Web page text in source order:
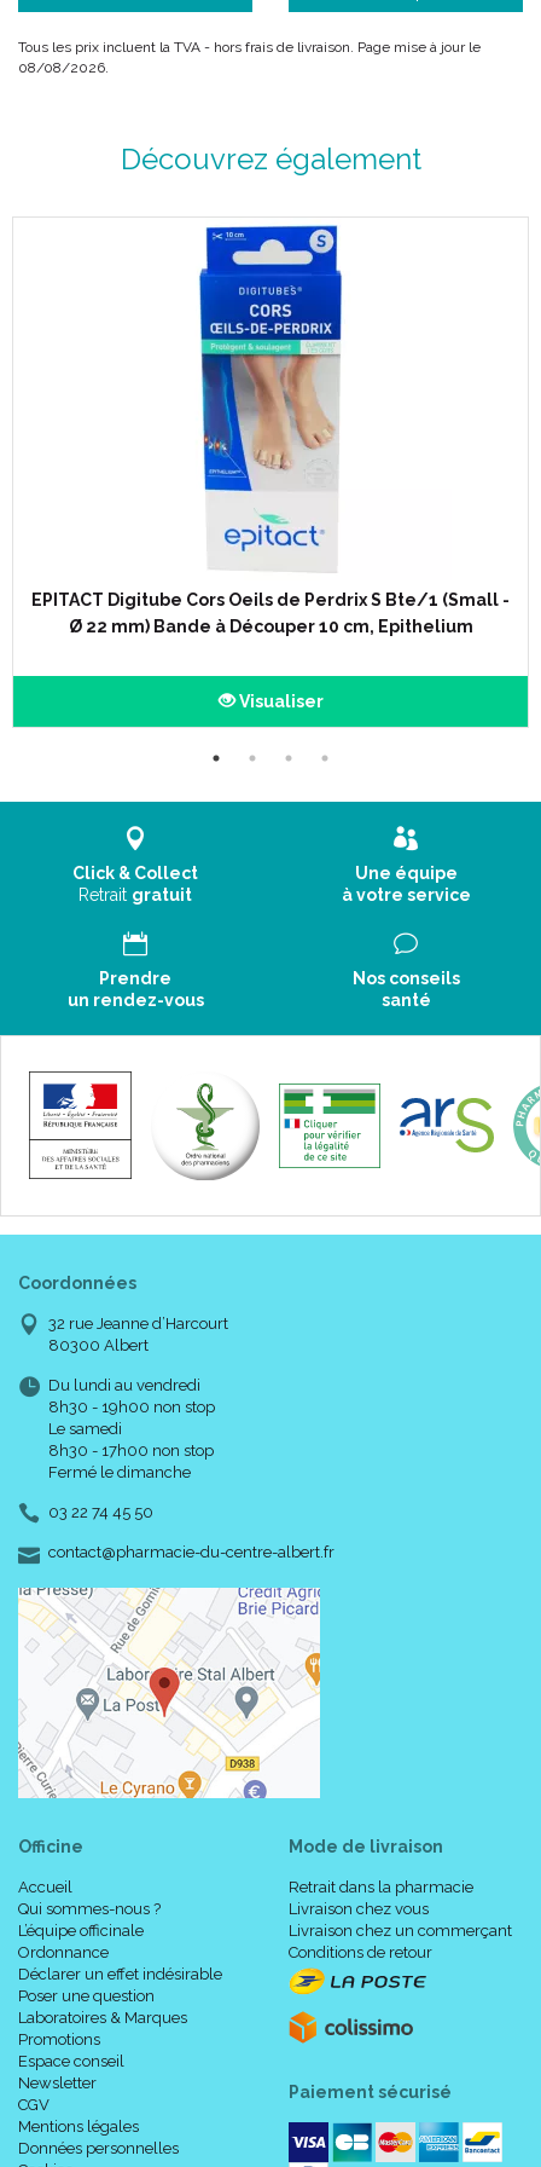
Pour stopper la douleur et éliminer les cors et oeils de
Description :
Un orteil douloureux ? Un cor ou un œil de perdrix (cor situé
entre 2 orteils) ? Adoptez le Digitube® EPITACT® ! Grâce au gel
silicone Epithelium 26® qui le constitue, il évite la corne et les
efficace et économique.
1 mm d’ Epithelium™ sur la demi-circonférence du Digitube®
suffit à soulager les pressions et prévenir la formation de
cors dorsaux et oeils de perdrix sur les doigts de pied.
Portée régulièrement pendant 1 mois, cette protection
brevetée, fine et discrète, favorise la disparition du cor en
éviter toute irritation de la peau. L’ élasticité et la douceur du
tissu choisi contribuent au confort du dispositif.
Leur faible encombrement permet l’ installation sur des
orteils voisins sans aucune gêne.
Les Digitubes® sont lavables à l’ eau et au savon.
cor pendant 10 jours en moyenne.
Existe également en :
Taille M (Medium - Ø 25 mm).
Taille L (Large - Ø 33 mm)
A l' unité, boîte de 1 Digitube
Conseils d' utilisation :
Découper un Digitube® avec de bons ciseaux à la longueur
désirée.
Enlever la pellicule de protection recouvrant le gel.
Retourner le Digitube® sur lui-même de façon à obtenir un
manchon et le mettre en place sur l’ orteil en positionnant le
gel d’ Epithelium™ en contact avec la zone à protéger.
Précautions d' emploi :
Tous les prix incluent la TVA - hors frais de livraison. Page mise à jour le
08/08/2026.
Découvrez également
EPITACT Digitube Cors Oeils de Perdrix S Bte/1 (Small -
Ø 22 mm) Bande à Découper 10 cm, Epithelium
Visualiser
Click & Collect
Retrait gratuit
Une équipe
à votre service
Prendre
un rendez-vous
Nos conseils
santé
Coordonnées
32 rue Jeanne d’Harcourt
80300 Albert
Du lundi au vendredi
8h30 - 19h00 non stop
Le samedi
8h30 - 17h00 non stop
Fermé le dimanche
03 22 74 45 50
contact-
@-
pharmacie-du-centre-albert.fr
Officine
Accueil
Qui sommes-nous ?
L’équipe officinale
Ordonnance
Déclarer un effet indésirable
Poser une question
Laboratoires & Marques
Promotions
Espace conseil
Newsletter
CGV
Mentions légales
Données personnelles
Mode de livraison
Retrait dans la pharmacie
Livraison chez vous
Livraison chez un commerçant
Conditions de retour
Paiement sécurisé